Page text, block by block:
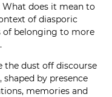
What does it mean to
of diasporic
of belonging to more
the dust off discourse
by presence
memories and